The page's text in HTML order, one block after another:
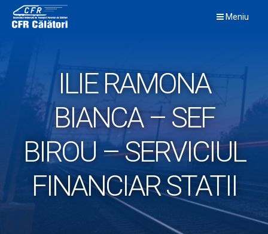
content
Meniu
ILIE RAMONA
BIANCA – SEF
BIROU – SERVICIUL
FINANCIAR STATII